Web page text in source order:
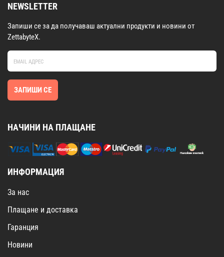
NEWSLETTER
Запиши се за да получаваш актуални продукти и новини от
ZettabyteX.
ЗАПИШИ СЕ
НАЧИНИ НА ПЛАЩАНЕ
ИНФОРМАЦИЯ
За нас
Плащане и доставка
Гаранция
Новини